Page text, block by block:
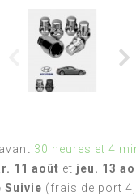
30 heures et 4
11 août et jeu. 13
Suivie (frais de port